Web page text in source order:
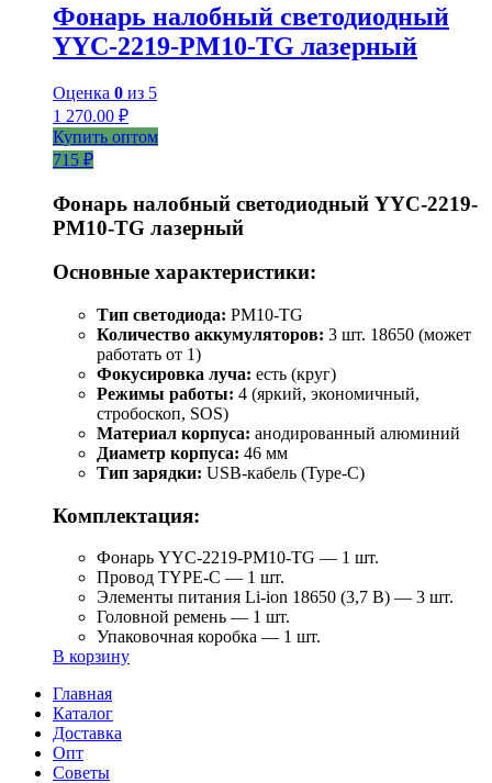
Фонарь налобный светодиодный
YYC-2219-PM10-TG лазерный
Оценка 0 из 5
1 270.00 ₽
Купить оптом
715 ₽
Фонарь налобный светодиодный YYC-2219-
PM10-TG лазерный
Основные характеристики:
Тип светодиода: PM10-TG
Количество аккумуляторов: 3 шт. 18650 (может
работать от 1)
Фокусировка луча: есть (круг)
Режимы работы: 4 (яркий, экономичный,
стробоскоп, SOS)
Материал корпуса: анодированный алюминий
Диаметр корпуса: 46 мм
Тип зарядки: USB-кабель (Type-C)
Комплектация:
Фонарь YYC-2219-PM10-TG — 1 шт.
Провод TYPE-C — 1 шт.
Элементы питания Li-ion 18650 (3,7 В) — 3 шт.
Головной ремень — 1 шт.
Упаковочная коробка — 1 шт.
В корзину
Главная
Каталог
Доставка
Опт
Советы